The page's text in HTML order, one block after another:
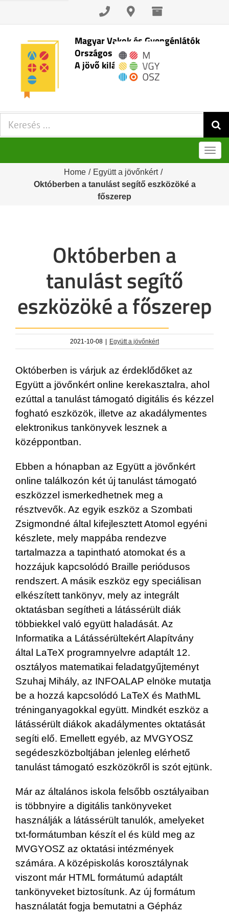
Skip
content
Magyar Vakok és Gyengénlátók
Országos Szövetsége
A jövő kilátásai
Keresés:
Home / Együtt a jövőnkért /
Októberben a tanulást segítő eszközöké a
főszerep
Októberben a
tanulást segítő
eszközöké a főszerep
2021-10-08 | Együtt a jövőnkért
Októberben is várjuk az érdeklődőket az
Együtt a jövőnkért online kerekasztalra, ahol
ezúttal a tanulást támogató digitális és kézzel
fogható eszközök, illetve az akadálymentes
elektronikus tankönyvek lesznek a
középpontban.
Ebben a hónapban az Együtt a jövőnkért
online találkozón két új tanulást támogató
eszközzel ismerkedhetnek meg a
résztvevők. Az egyik eszköz a Szombati
Zsigmondné által kifejlesztett Atomol egyéni
készlete, mely mappába rendezve
tartalmazza a tapintható atomokat és a
hozzájuk kapcsolódó Braille periódusos
rendszert. A másik eszköz egy speciálisan
elkészített tankönyv, mely az integrált
oktatásban segítheti a látássérült diák
többiekkel való együtt haladását. Az
Informatika a Látássérültekért Alapítvány
által LaTeX programnyelvre adaptált 12.
osztályos matematikai feladatgyűjteményt
Szuhaj Mihály, az INFOALAP elnöke mutatja
be a hozzá kapcsolódó LaTeX és MathML
tréninganyagokkal együtt. Mindkét eszköz a
látássérült diákok akadálymentes oktatását
segíti elő. Emellett egyéb, az MVGYOSZ
segédeszközboltjában jelenleg elérhető
tanulást támogató eszközökről is szót ejtünk.
Már az általános iskola felsőbb osztályaiban
is többnyire a digitális tankönyveket
használják a látássérült tanulók, amelyeket
txt-formátumban készít el és küld meg az
MVGYOSZ az oktatási intézmények
számára. A középiskolás korosztálynak
viszont már HTML formátumú adaptált
tankönyveket biztosítunk. Az új formátum
használatát fogja bemutatni a Gépház